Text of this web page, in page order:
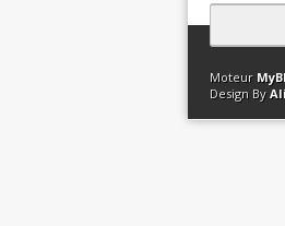
Contact
Moteur
Design By